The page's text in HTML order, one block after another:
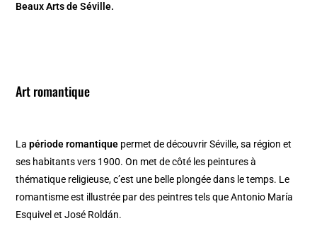
Beaux Arts de Séville.
Art romantique
Lapériode romantique permet de découvrir Séville, sa région et
ses habitants vers 1900. On met de côté les peintures à
thématique religieuse, c’est une belle plongée dans le temps. Le
romantisme est illustrée par des peintres tels que Antonio María
Esquivel et José Roldán.